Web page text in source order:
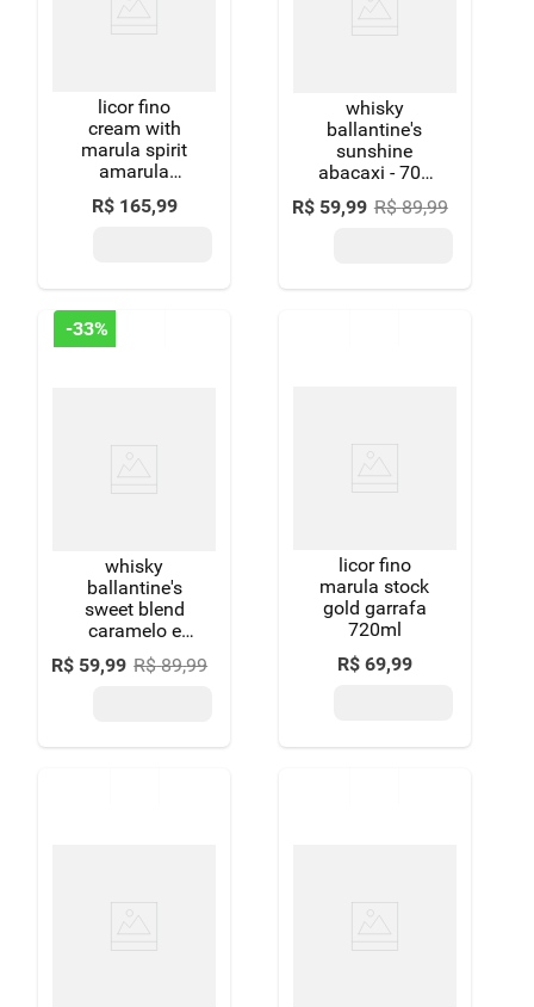
licor fino
cream with
marula spirit
amarula
garrafa 750ml
R$ 165,99
whisky
ballantine's
sunshine
abacaxi - 700
R$ 59,99 R$ 89,99
-33%
whisky
ballantine's
sweet blend
caramelo e
baunilha 700
ml
R$ 59,99 R$ 89,99
licor fino
marula stock
gold garrafa
720ml
R$ 69,99